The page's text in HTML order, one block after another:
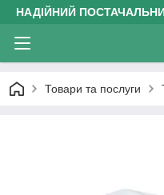
НАДІЙНИЙ
Товари та послуги